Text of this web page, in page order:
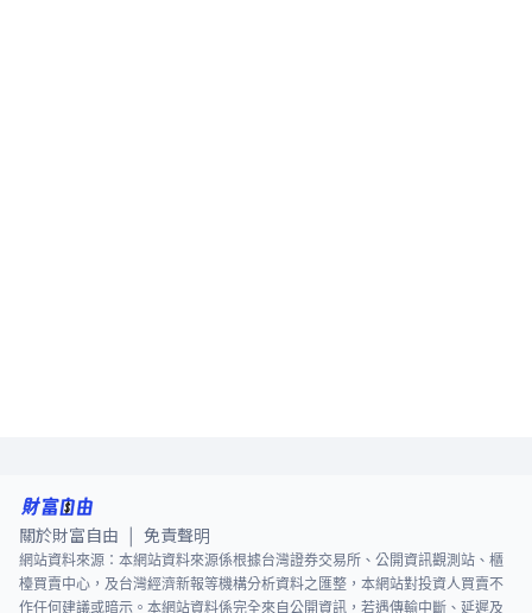
關於財富自由 免責聲明
網站資料來源：本網站資料來源係根據台灣證券交易所、公開資訊觀測站、櫃
檯買賣中心，及台灣經濟新報等機構分析資料之匯整，本網站對投資人買賣不
作任何建議或暗示。本網站資料係完全來自公開資訊，若遇傳輸中斷、延遲及